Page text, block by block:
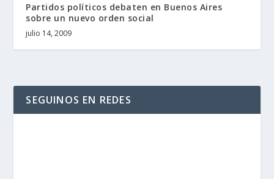
Partidos políticos debaten en Buenos Aires
sobre un nuevo orden social
julio 14, 2009
SEGUINOS EN REDES